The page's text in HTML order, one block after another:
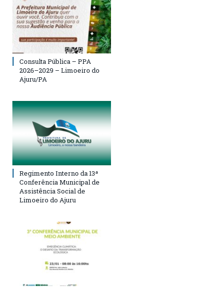
Consulta Pública – PPA
2026–2029 – Limoeiro do
Ajuru/PA
Regimento Interno da 13ª
Conferência Municipal de
Assistência Social de
Limoeiro do Ajuru